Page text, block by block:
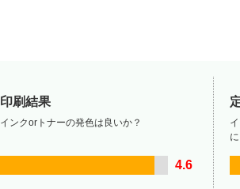
印刷結果
インクorトナーの発色は良いか？
4.6